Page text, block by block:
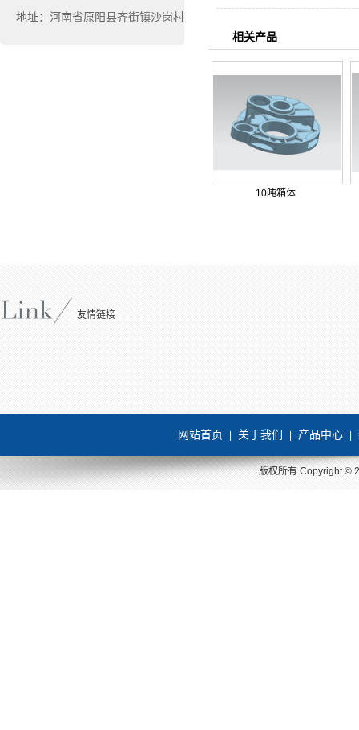
地址：河南省原阳县齐街镇沙岗村
相关产品
10吨箱体
友情链接
网站首页 关于我们 产品中心
版权所有 Copyright ©